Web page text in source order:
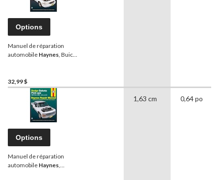
Options
Manuel de réparation
automobile Haynes, Buick
32,99 $
Options
Manuel de réparation
automobile Haynes,
1,63 cm 0,64 po